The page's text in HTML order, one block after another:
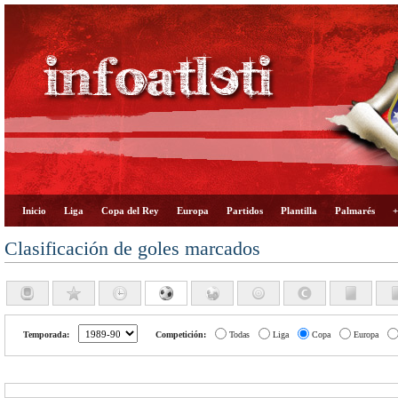
Inicio Liga Copa del Rey Europa Partidos Plantilla Palmarés
Clasificación de goles marcados
Temporada: Competición: Todas Liga Copa Europa